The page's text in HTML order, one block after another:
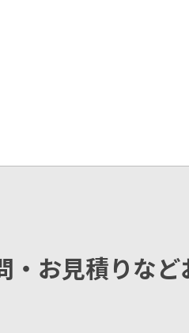
・お見積りな